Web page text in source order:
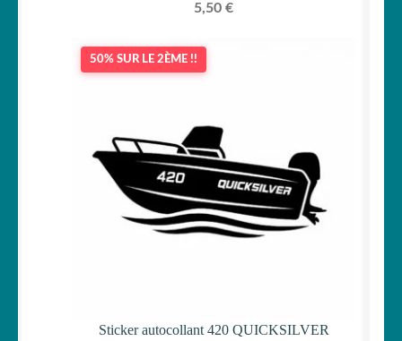
5,50 €
50% SUR LE 2ÈME !!
Sticker autocollant 420 QUICKSILVER